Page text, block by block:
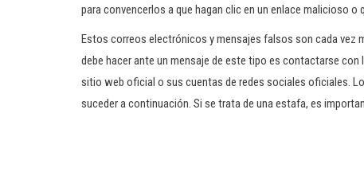
para convencerlos a que hagan clic en un enlace malicioso
Estos correos electrónicos y mensajes falsos son cada vez
debe hacer ante un mensaje de este tipo es contactarse
sitio web oficial o sus cuentas de redes sociales oficiales.
suceder a continuación. Si se trata de una estafa, es